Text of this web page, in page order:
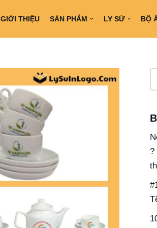
GIỚI THIỆU SẢN PHẨM LY SỨ BỘ
?